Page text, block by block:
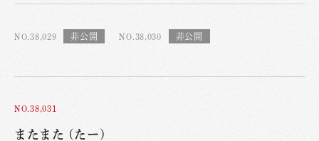
NO.38,029 NO.38,030
NO.38,031
またまた (たー)